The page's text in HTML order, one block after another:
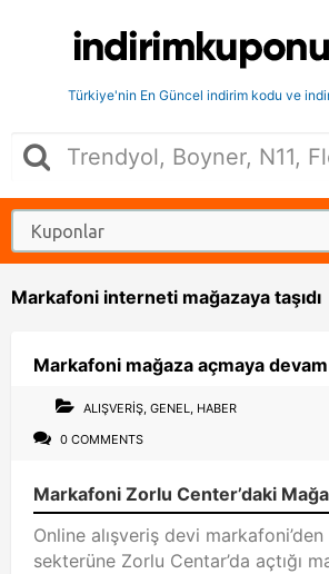
Türkiye'nin En Güncel indirim kodu ve
Markafoni interneti mağazaya taşıdı
Markafoni mağaza açmaya
ALIŞVERIŞ, GENEL, HABER
0 COMMENTS
Markafoni Zorlu Center’daki
Online alışveriş devi markafoni’den
sekterüne Zorlu Centar’da açtığı